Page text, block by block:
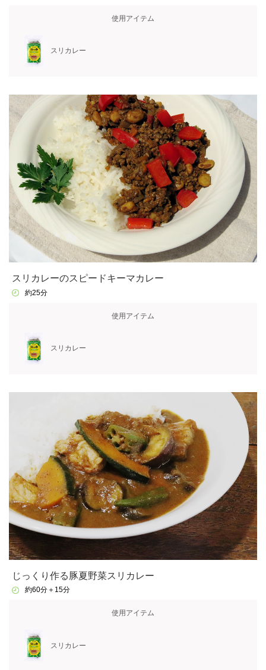
使用アイテム
スリカレー
スリカレーのスピードキーマカレー
約25分
使用アイテム
スリカレー
じっくり作る豚夏野菜スリカレー
約60分＋15分
使用アイテム
スリカレー